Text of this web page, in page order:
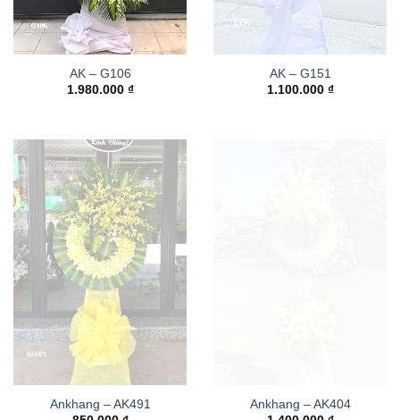
AK – G106
1.980.000 ₫
AK – G151
1.100.000 ₫
Ankhang – AK491
Ankhang – AK404